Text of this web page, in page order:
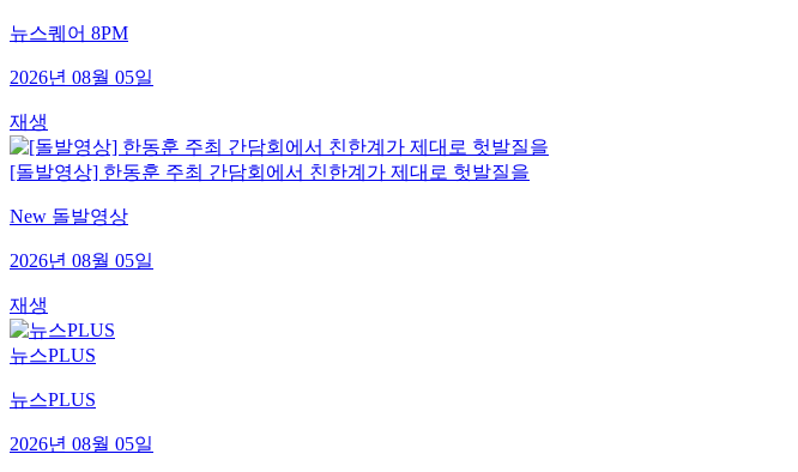
뉴스퀘어 8PM
2026년 08월 05일
재생
[돌발영상] 한동훈 주최 간담회에서 친한계가 제대로 헛발질을
New 돌발영상
2026년 08월 05일
재생
뉴스PLUS
뉴스PLUS
2026년 08월 05일